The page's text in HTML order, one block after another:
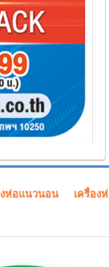
งห่อแนวนอน เครื่อง